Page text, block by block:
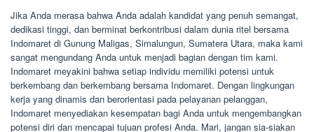
Jika Anda merasa bahwa Anda adalah kandidat yang penuh semangat,
dedikasi tinggi, dan berminat berkontribusi dalam dunia ritel bersama
Indomaret di Gunung Maligas, Simalungun, Sumatera Utara, maka kami
sangat mengundang Anda untuk menjadi bagian dengan tim kami.
Indomaret meyakini bahwa setiap individu memiliki potensi untuk
berkembang dan berkembang bersama Indomaret. Dengan lingkungan
kerja yang dinamis dan berorientasi pada pelayanan pelanggan,
Indomaret menyediakan kesempatan bagi Anda untuk mengembangkan
potensi diri dan mencapai tujuan profesi Anda. Mari, jangan sia-siakan